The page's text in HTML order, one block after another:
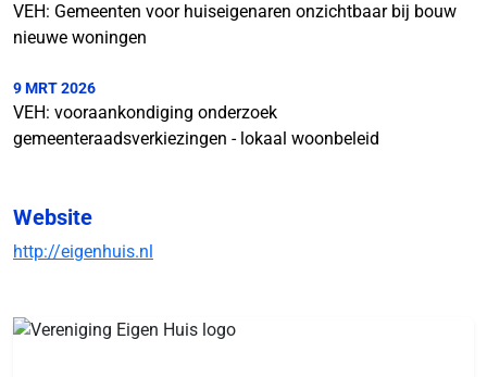
VEH: Gemeenten voor huiseigenaren onzichtbaar bij bouw
nieuwe woningen
9 MRT 2026
VEH: vooraankondiging onderzoek
gemeenteraadsverkiezingen - lokaal woonbeleid
Website
http://eigenhuis.nl